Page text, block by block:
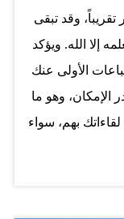
جسد جيدة،
وهي الابتسامة وتواصل العيون والمصافحة. 7 ـ المختصر
وقد تبقى
إلا الله. ويؤكد
الأولى عنك
الإمكان، وهو ما
بهم، سواء